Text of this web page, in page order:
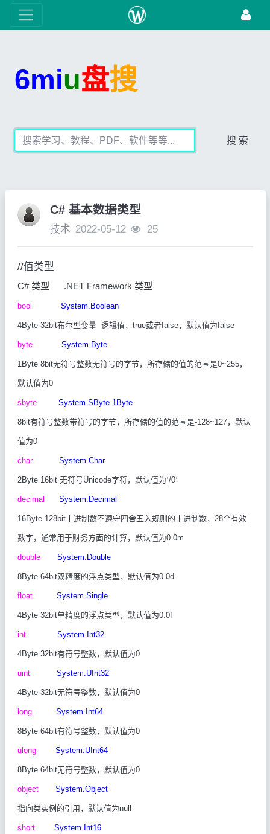
6miu盘搜
搜 索
C# 基本数据类型
技术 2022-05-12 25
//值类型
C# 类型 .NET Framework 类型
bool System.Boolean
4Byte 32bit布尔型变量 逻辑值， true或者false，默认值为false
byte System.Byte
1Byte 8bit无符号整数无符号的字节，所存储的值的范围是0~255，
默认值为0
sbyte System.SByte 1Byte
8bit有符号整数带符号的字节，所存储的值的范围是-128~127，默认
值为0
char System.Char
2Byte 16bit 无符号Unicode字符，默认值为’/0’
decimal System.Decimal
16Byte 128bit十进制数不遵守四舍五入规则的十进制数， 28个有效
数字， 通常用于财务方面的计算，默认值为0.0m
double System.Double
8Byte 64bit双精度的浮点类型，默认值为0.0d
float System.Single
4Byte 32bit单精度的浮点类型，默认值为0.0f
int System.Int32
4Byte 32bit有符号整数，默认值为0
uint System.UInt32
4Byte 32bit无符号整数，默认值为0
long System.Int64
8Byte 64bit有符号整数，默认值为0
ulong System.UInt64
8Byte 64bit无符号整数，默认值为0
object System.Object
指向类实例的引用，默认值为null
short System.Int16